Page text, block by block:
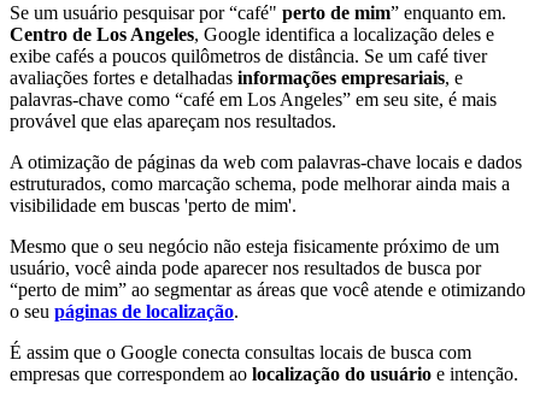
Se um usuário pesquisar por “café" perto de mim” enquanto em.
Centro de Los Angeles, Google identifica a localização deles e
exibe cafés a poucos quilômetros de distância. Se um café tiver
avaliações fortes e detalhadas informações empresariais, e
palavras-chave como “café em Los Angeles” em seu site, é mais
provável que elas apareçam nos resultados.
A otimização de páginas da web com palavras-chave locais e dados
estruturados, como marcação schema, pode melhorar ainda mais a
visibilidade em buscas 'perto de mim'.
Mesmo que o seu negócio não esteja fisicamente próximo de um
usuário, você ainda pode aparecer nos resultados de busca por
“perto de mim” ao segmentar as áreas que você atende e otimizando
o seu páginas de localização.
É assim que o Google conecta consultas locais de busca com
empresas que correspondem ao localização do usuário e intenção.